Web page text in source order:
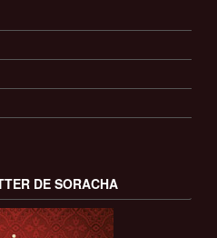
DE SORACHA